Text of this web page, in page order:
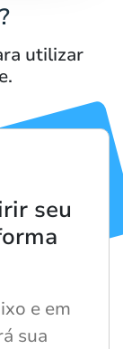
utilizar
seu
e em
sua